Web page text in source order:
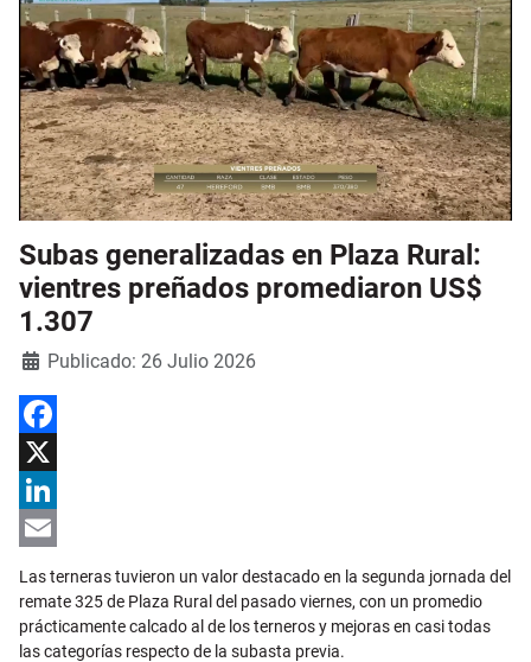
Subas generalizadas en Plaza Rural:
vientres preñados promediaron US$
1.307
Detalles
Publicado: 26 Julio 2026
Facebook
X
LinkedIn
Las terneras tuvieron un valor destacado en la segunda jornada del
remate 325 de Plaza Rural del pasado viernes, con un promedio
prácticamente calcado al de los terneros y mejoras en casi todas
las categorías respecto de la subasta previa.